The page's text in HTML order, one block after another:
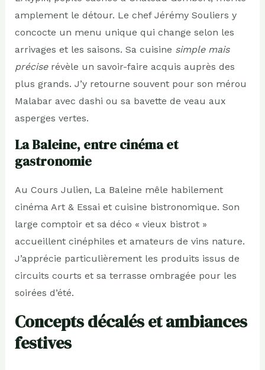
amplement le détour. Le chef Jérémy Souliers y
concocte un menu unique qui change selon les
arrivages et les saisons. Sa cuisine simple mais
préciserévèle un savoir-faire acquis auprès des
plus grands. J’y retourne souvent pour son mérou
Malabar avec dashi ou sa bavette de veau aux
asperges vertes.
La Baleine, entre cinéma et
gastronomie
Au Cours Julien, La Baleine mêle habilement
cinéma Art & Essai et cuisine bistronomique. Son
large comptoir et sa déco « vieux bistrot »
accueillent cinéphiles et amateurs de vins nature.
J’apprécie particulièrement les produits issus de
circuits courts et sa terrasse ombragée pour les
soirées d’été.
Concepts décalés et ambiances
festives